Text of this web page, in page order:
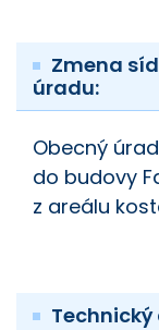
Zmena
úradu:
Obecný
do budovy
z areálu